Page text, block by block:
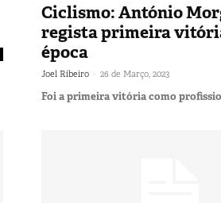
Ciclismo: António
regista primeira
época
Joel Ribeiro - 26 de Março, 2023
Foi a primeira vitória como